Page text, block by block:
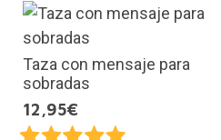
Taza con mensaje para
sobradas
12,95€